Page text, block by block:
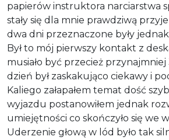
papierów instruktora narciarstwa
stały się dla mnie prawdziwą
dwa dni przeznaczone były
Był to mój pierwszy kontakt z
musiało być przecież przynajmniej
dzień był zaskakująco ciekawy i
Kaliego załapałem temat dość
wyjazdu postanowiłem jednak
umiejętności co skończyło się we
Uderzenie głową w lód było tak